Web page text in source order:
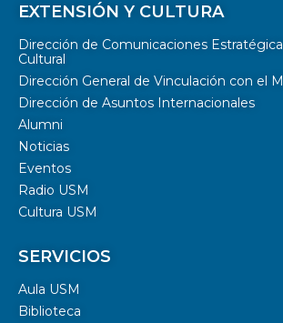
EXTENSIÓN Y CULTURA
Dirección de Comunicaciones
Cultural
Dirección General de Vinculación con el
Dirección de Asuntos Internacionales
Alumni
Noticias
Eventos
Radio USM
Cultura USM
SERVICIOS
Aula USM
Biblioteca